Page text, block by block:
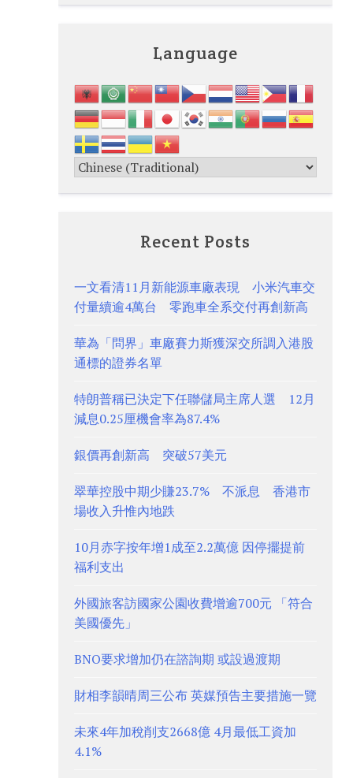
Language
Recent Posts
一文看清11月新能源車廠表現 小米汽車交
付量續逾4萬台 零跑車全系交付再創新高
華為「問界」車廠賽力斯獲深交所調入港股
通標的證券名單
特朗普稱已決定下任聯儲局主席人選 12月
減息0.25厘機會率為87.4%
銀價再創新高 突破57美元
翠華控股中期少賺23.7% 不派息 香港市
場收入升惟內地跌
10月赤字按年增1成至2.2萬億 因停擺提前
福利支出
外國旅客訪國家公園收費增逾700元 「符合
美國優先」
BNO要求增加仍在諮詢期 或設過渡期
財相李韻晴周三公布 英媒預告主要措施一覽
未來4年加稅削支2668億 4月最低工資加
4.1%